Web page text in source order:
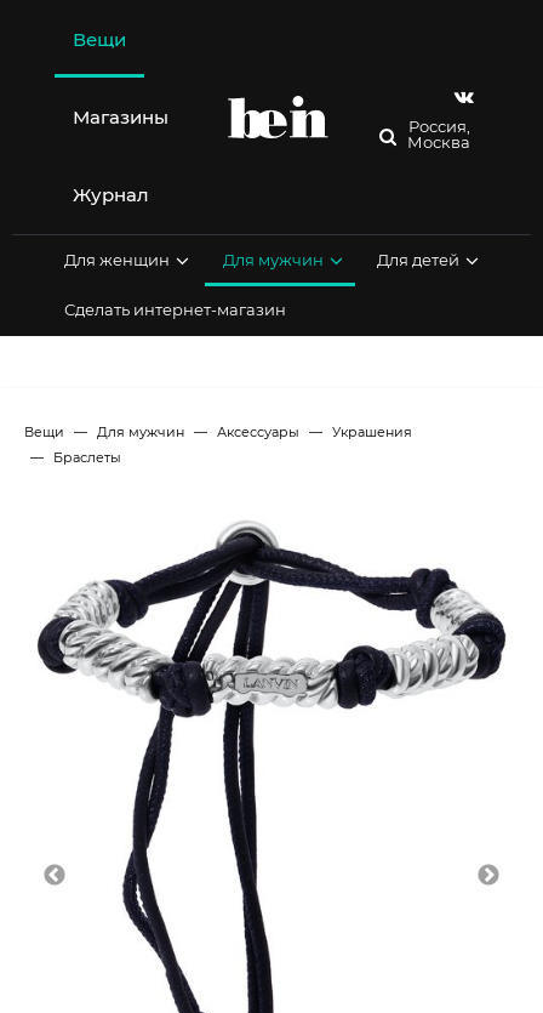
содержимому
Вещи
Магазины
Журнал
Россия,
Москва
Для женщин Для мужчин Для детей
Сделать интернет-магазин
Вещи Для мужчин Аксессуары
Украшения
Браслеты